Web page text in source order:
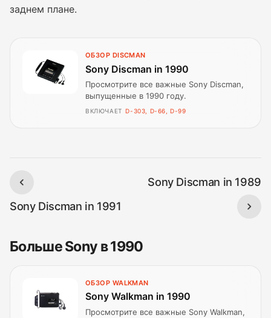
заднем плане.
ОБЗОР DISCMAN
Sony Discman in 1990
Просмотрите все важные Sony Discman,
выпущенные в 1990 году.
ВКЛЮЧАЕТ D-303, D-66, D-99
Sony Discman in 1989
Sony Discman in 1991
Больше Sony в 1990
ОБЗОР WALKMAN
Sony Walkman in 1990
Просмотрите все важные Sony Walkman,